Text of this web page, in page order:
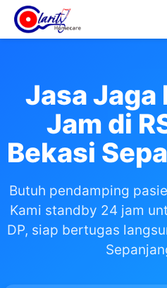
Jasa Jaga
Jam di
Bekasi
Butuh pendamping
Kami standby 24 jam
DP, siap bertugas